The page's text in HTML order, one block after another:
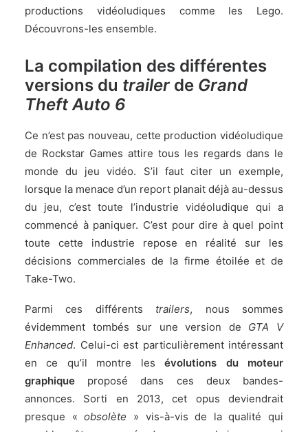
productions vidéoludiques comme les Lego.
Découvrons-les ensemble.
La compilation des différentes
versions du trailer de Grand
Theft Auto 6
Ce n’est pas nouveau, cette production vidéoludique
de Rockstar Games attire tous les regards dans le
monde du jeu vidéo. S’il faut citer un exemple,
lorsque la menace d’un report planait déjà au-dessus
du jeu, c’est toute l’industrie vidéoludique qui a
commencé à paniquer. C’est pour dire à quel point
toute cette industrie repose en réalité sur les
décisions commerciales de la firme étoilée et de
Take-Two.
Parmi ces différents trailers, nous sommes
évidemment tombés sur une version de GTA V
Enhanced. Celui-ci est particulièrement intéressant
en ce qu’il montre lesévolutions du moteur
graphique proposé dans ces deux bandes-
annonces. Sorti en 2013, cet opus deviendrait
presque «obsolète » vis-à-vis de la qualité qui